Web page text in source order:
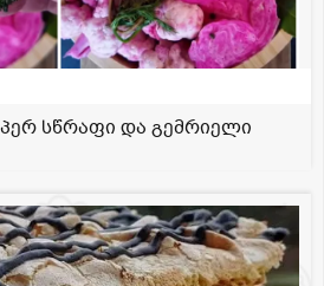
სწრაფი და გემრიელი